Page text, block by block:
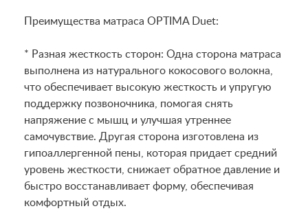
Преимущества матраса OPTIMA Duet:
* Разная жесткость сторон: Одна сторона матраса
выполнена из натурального кокосового волокна,
что обеспечивает высокую жесткость и упругую
поддержку позвоночника, помогая снять
напряжение с мышц и улучшая утреннее
самочувствие. Другая сторона изготовлена из
гипоаллергенной пены, которая придает средний
уровень жесткости, снижает обратное давление и
быстро восстанавливает форму, обеспечивая
комфортный отдых.